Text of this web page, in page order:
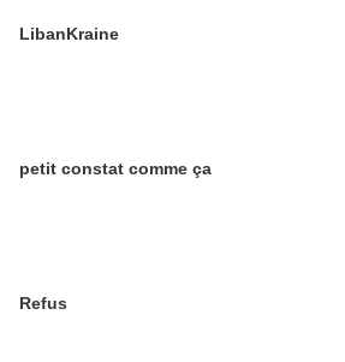
LibanKraine
petit constat comme ça
Refus